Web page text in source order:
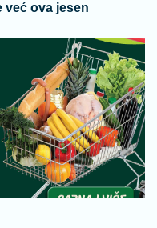
već ova jesen